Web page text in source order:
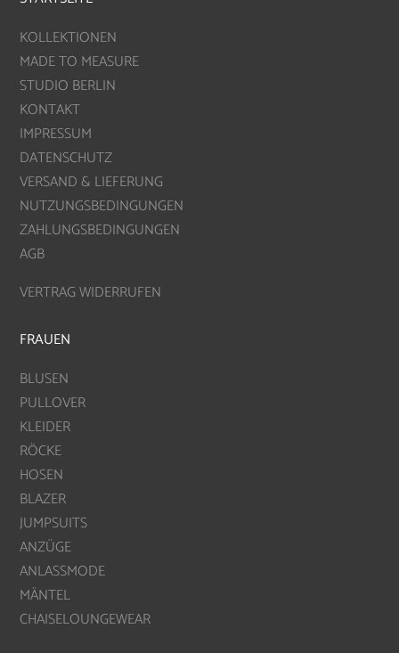
KOLLEKTIONEN
MADE TO MEASURE
STUDIO BERLIN
KONTAKT
IMPRESSUM
DATENSCHUTZ
VERSAND & LIEFERUNG
NUTZUNGSBEDINGUNGEN
ZAHLUNGSBEDINGUNGEN
AGB
VERTRAG WIDERRUFEN
FRAUEN
BLUSEN
PULLOVER
KLEIDER
RÖCKE
HOSEN
BLAZER
JUMPSUITS
ANZÜGE
ANLASSMODE
MÄNTEL
CHAISELOUNGEWEAR